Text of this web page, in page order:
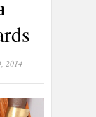
2014